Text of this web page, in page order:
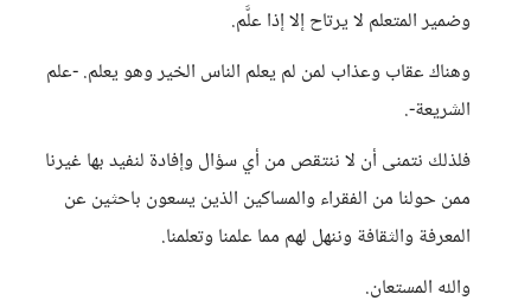
وضمير المتعلم لا يرتاح إلا إذا علَّم.
وهناك عقاب وعذاب لمن لم يعلم الناس الخير وهو يعلم. -علم
الشريعة-.
فلذلك نتمنى أن لا ننتقص من أي سؤال وإفادة لنفيد بها غيرنا
ممن حولنا من الفقراء والمساكين الذين يسعون باحثين عن
المعرفة والثقافة وننهل لهم مما علمنا وتعلمنا.
والله المستعان.